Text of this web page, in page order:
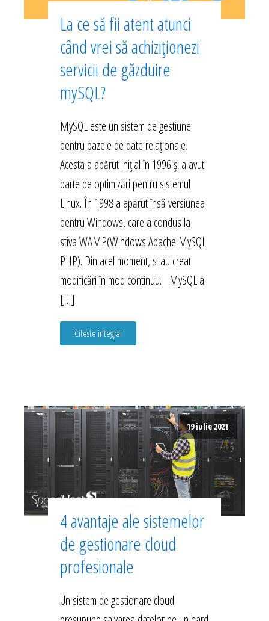
La ce să fii atent atunci
când vrei să achiziționezi
servicii de găzduire
mySQL?
MySQL este un sistem de gestiune
pentru bazele de date relaționale.
Acesta a apărut inițial în 1996 și a avut
parte de optimizări pentru sistemul
Linux. În 1998 a apărut însă versiunea
pentru Windows, care a condus la
stiva WAMP(Windows Apache MySQL
PHP). Din acel moment, s-au creat
modificări în mod continuu. MySQL a
[…]
Citeste integral
19 iulie 2021
4 avantaje ale sistemelor
de gestionare cloud
profesionale
Un sistem de gestionare cloud